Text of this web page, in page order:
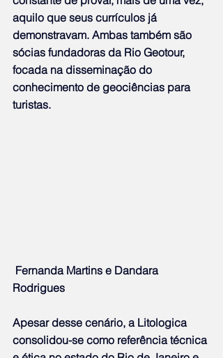
aquilo que seus currículos já
demonstravam. Ambas também são
sócias fundadoras da Rio Geotour,
focada na disseminação do
conhecimento de geociências para
turistas.
Fernanda Martins e Dandara
Rodrigues
Apesar desse cenário, a Litologica
consolidou-se como referência técnica